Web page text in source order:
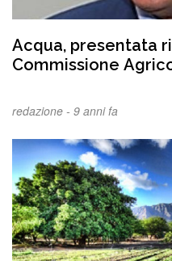
Acqua, presentata
Commissione
redazione - 9 anni fa